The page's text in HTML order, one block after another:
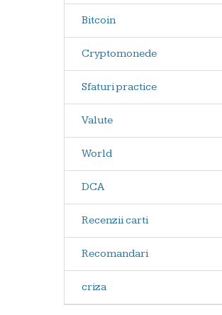
Bitcoin
Cryptomonede
Sfaturi practice
Valute
World
DCA
Recenzii carti
Recomandari
criza